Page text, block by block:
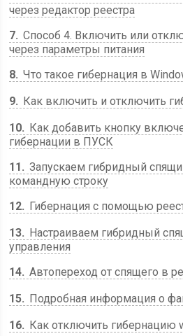
через редактор реестра
7 Способ 4. Включить или
через параметры питания
8 Что такое гибернация в
9
Как включить и отключить
10
Как добавить кнопку
гибернации в ПУСК
11
Запускаем гибридный
командную строку
12
Гибернация с помощью
13
Настраиваем гибридный
управления
14 Автопереход от спящего в
15
Подробная информация о
16
Как отключить гибернацию